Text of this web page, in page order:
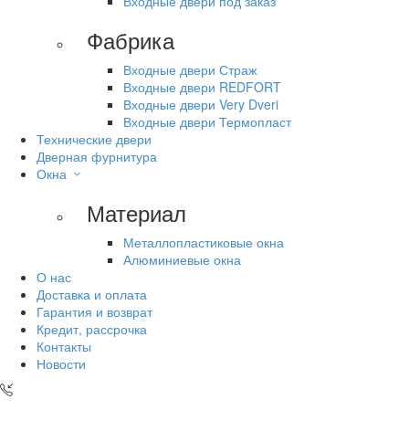
Фабрика
Входные двери Страж
Входные двери REDFORT
Входные двери Very Dveri
Входные двери Термопласт
Технические двери
Дверная фурнитура
Окна
Материал
Металлопластиковые окна
Алюминиевые окна
О нас
Доставка и оплата
Гарантия и возврат
Кредит, рассрочка
Контакты
Новости